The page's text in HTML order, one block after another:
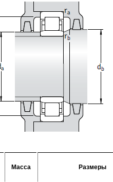
Масса Размеры